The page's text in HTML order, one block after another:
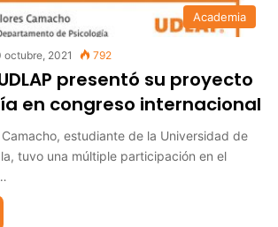
Academia
octubre, 2021 792
presentó su proyecto
en congreso internacional
Camacho, estudiante de la Universidad de
tuvo una múltiple participación en el